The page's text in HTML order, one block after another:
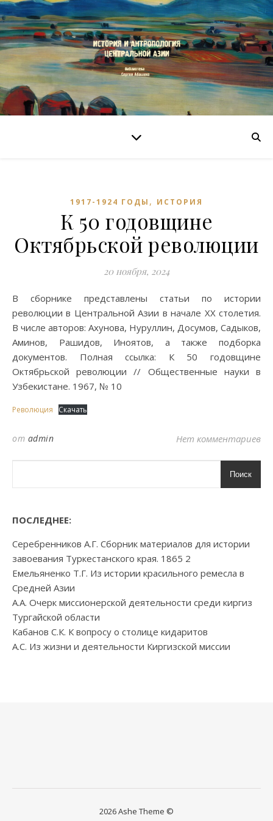
1917-1924 ГОДЫ , ИСТОРИЯ
К 50 годовщине
Октябрьской революции
20 ноября, 2024
В сборнике представлены статьи по истории
революции в Центральной Азии в начале XX столетия.
В числе авторов: Ахунова, Нуруллин, Досумов, Садыков,
Аминов, Рашидов, Иноятов, а также подборка
документов. Полная ссылка: К 50 годовщине
Октябрьской революции // Общественные науки в
Узбекистане. 1967, № 10
Революция Скачать
от admin Нет комментариев
Поиск
ПОСЛЕДНЕЕ:
Серебренников А.Г. Сборник материалов для истории
завоевания Туркестанского края. 1865 2
Емельяненко Т.Г. Из истории красильного ремесла в
Средней Азии
А.А. Очерк миссионерской деятельности среди киргиз
Тургайской области
Кабанов С.К. К вопросу о столице кидаритов
А.С. Из жизни и деятельности Киргизской миссии
2026 Ashe Theme ©